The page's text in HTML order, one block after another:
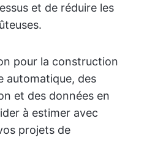
et de réduire les
pour la construction
automatique, des
et des données en
à estimer avec
projets de